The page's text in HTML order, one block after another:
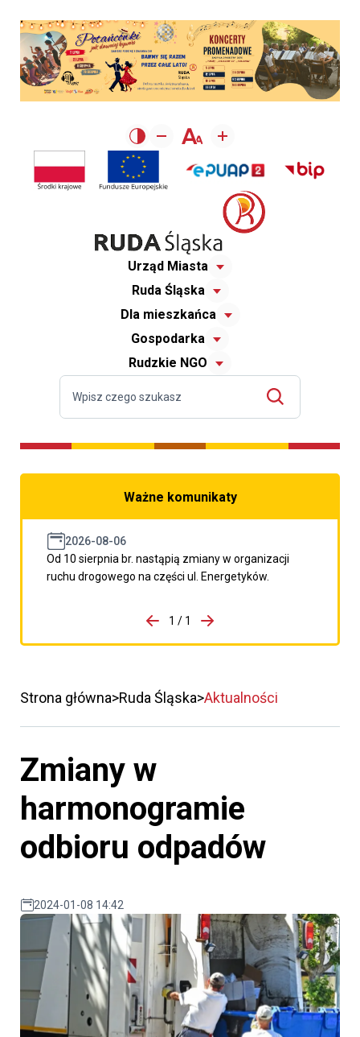
Urząd Miasta
Ruda Śląska
Dla mieszkańca
Gospodarka
Rudzkie NGO
Ważne komunikaty
2026-08-06
Od 10 sierpnia br. nastąpią zmiany w organizacji
ruchu drogowego na części ul. Energetyków.
porzpedniego komunikatu
1 / 1
Przejdź do następnego
Strona główna Ruda Śląska Aktualności
Zmiany w
harmonogramie
odbioru odpadów
2024-01-08 14:42